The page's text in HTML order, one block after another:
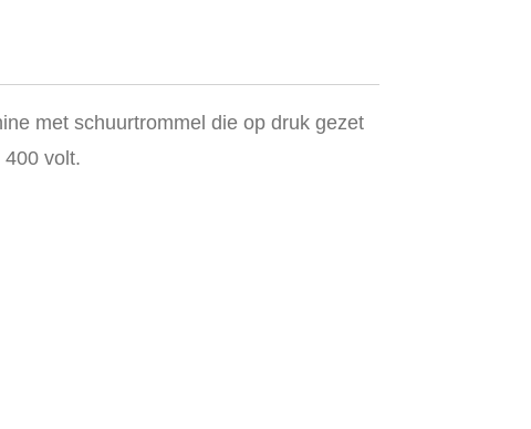
met schuurtrommel die op druk gezet
volt.